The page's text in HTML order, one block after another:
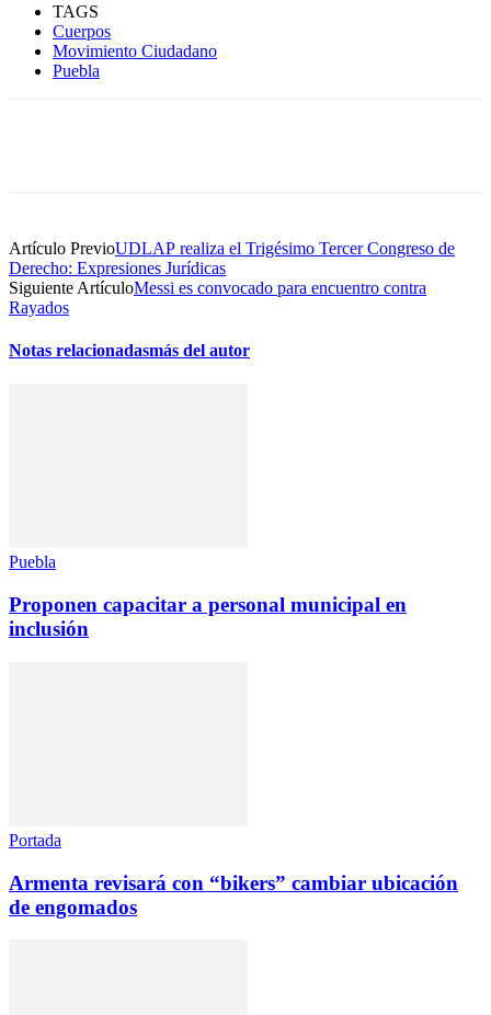
TAGS
Cuerpos
Movimiento Ciudadano
Puebla
Artículo PrevioUDLAP realiza el Trigésimo Tercer Congreso de
Derecho: Expresiones Jurídicas
Siguiente ArtículoMessi es convocado para encuentro contra
Rayados
Notas relacionadasmás del autor
Puebla
Proponen capacitar a personal municipal en
inclusión
Portada
Armenta revisará con “bikers” cambiar ubicación
de engomados